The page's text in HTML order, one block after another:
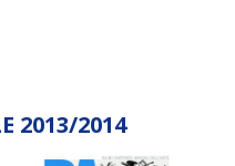
2013/2014